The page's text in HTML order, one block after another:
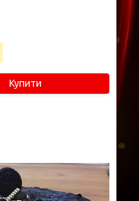
Купити